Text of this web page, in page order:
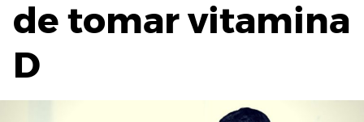
de tomar vitamina
D